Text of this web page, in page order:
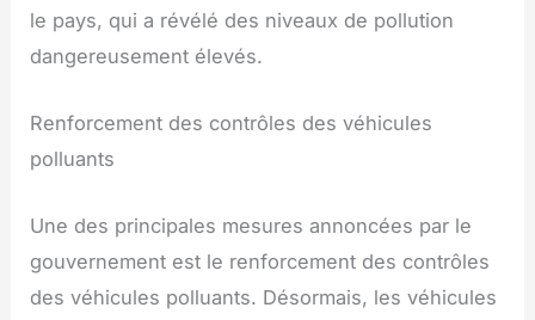
le pays, qui a révélé des niveaux de pollution
dangereusement élevés.
Renforcement des contrôles des véhicules
polluants
Une des principales mesures annoncées par le
gouvernement est le renforcement des contrôles
des véhicules polluants. Désormais, les véhicules